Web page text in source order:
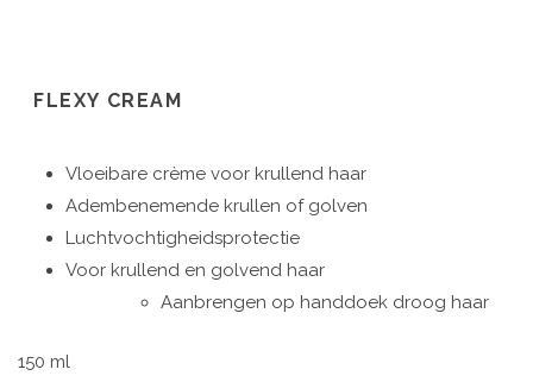
FLEXY CREAM
Vloeibare crème voor krullend haar
Adembenemende krullen of golven
Luchtvochtigheidsprotectie
Voor krullend en golvend haar
Aanbrengen op handdoek droog haar
150 ml